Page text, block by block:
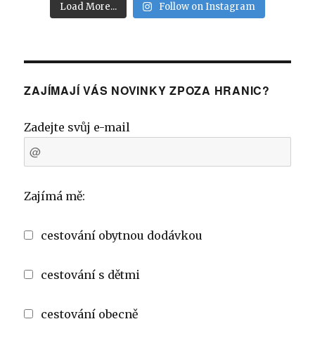
Load More... Follow on Instagram
ZAJÍMAJÍ VÁS NOVINKY ZPOZA HRANIC?
Zadejte svůj e-mail
Zajímá mě:
cestování obytnou dodávkou
cestování s dětmi
cestování obecně